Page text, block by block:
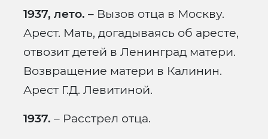
1937, лето. – Вызов отца в Москву.
Арест. Мать, догадываясь об аресте,
отвозит детей в Ленинград матери.
Возвращение матери в Калинин.
Арест Г.Д. Левитиной.
1937. – Расстрел отца.